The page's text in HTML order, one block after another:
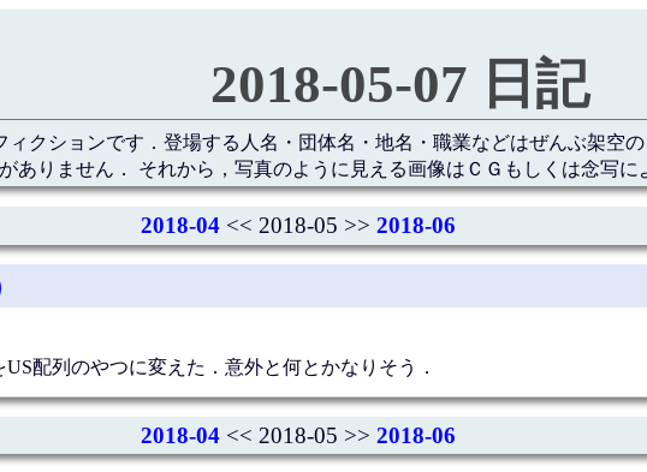
2018-05-07 日記
ィクションです．登場する人名・団体名・地名・職業などはぜんぶ架空
ありません． それから，写真のように見える画像はＣＧもしくは念写に
2018-04 << 2018-05 >> 2018-06
配列のやつに変えた．意外と何とかなりそう．
2018-04 << 2018-05 >> 2018-06